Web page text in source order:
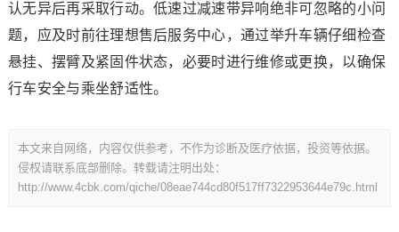
认无异后再采取行动。低速过减速带异响绝非可忽略的小问
题，应及时前往理想售后服务中心，通过举升车辆仔细检查
悬挂、摆臂及紧固件状态，必要时进行维修或更换，以确保
行车安全与乘坐舒适性。
本文来自网络，内容仅供参考，不作为诊断及医疗依据，投资等依据。
侵权请联系底部删除。转载请注明出处：
http://www.4cbk.com/qiche/08eae744cd80f517ff7322953644e79c.html